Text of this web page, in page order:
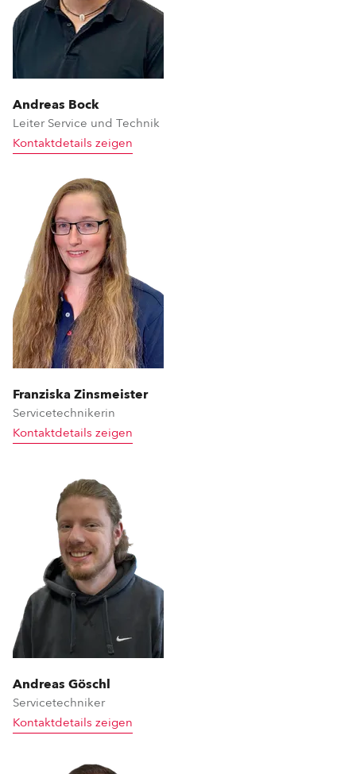
Andreas Bock
Leiter Service und Technik
Kontaktdetails zeigen
Franziska Zinsmeister
Servicetechnikerin
Kontaktdetails zeigen
Andreas Göschl
Servicetechniker
Kontaktdetails zeigen